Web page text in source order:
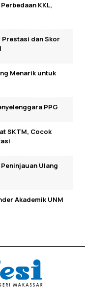
KKL,
dan Skor
Menarik untuk
PPG
SKTM, Cocok
Ulang
Akademik UNM